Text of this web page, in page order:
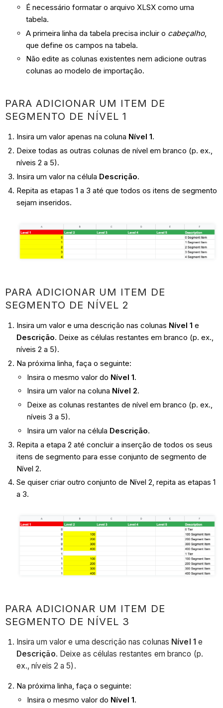
É necessário formatar o arquivo XLSX como uma
tabela.
A primeira linha da tabela precisa incluir o cabeçalho,
que define os campos na tabela.
Não edite as colunas existentes nem adicione outras
colunas ao modelo de importação.
PARA ADICIONAR UM ITEM DE
SEGMENTO DE NÍVEL 1
Insira um valor apenas na coluna Nível 1.
Deixe todas as outras colunas de nível em branco (p. ex.,
níveis 2 a 5).
Insira um valor na célula Descrição.
Repita as etapas 1 a 3 até que todos os itens de segmento
sejam inseridos.
PARA ADICIONAR UM ITEM DE
SEGMENTO DE NÍVEL 2
Insira um valor e uma descrição nas colunas Nível 1 e
Descrição. Deixe as células restantes em branco (p. ex.,
níveis 2 a 5).
Na próxima linha, faça o seguinte:
Insira o mesmo valor do Nível 1.
Insira um valor na coluna Nível 2.
Deixe as colunas restantes de nível em branco (p. ex.,
níveis 3 a 5).
Insira um valor na célula Descrição.
Repita a etapa 2 até concluir a inserção de todos os seus
itens de segmento para esse conjunto de segmento de
Nível 2.
Se quiser criar outro conjunto de Nível 2, repita as etapas 1
a 3.
PARA ADICIONAR UM ITEM DE
SEGMENTO DE NÍVEL 3
Insira um valor e uma descrição nas colunas Nível 1 e
Descrição. Deixe as células restantes em branco (p.
ex., níveis 2 a 5).
Na próxima linha, faça o seguinte:
Insira o mesmo valor do Nível 1.